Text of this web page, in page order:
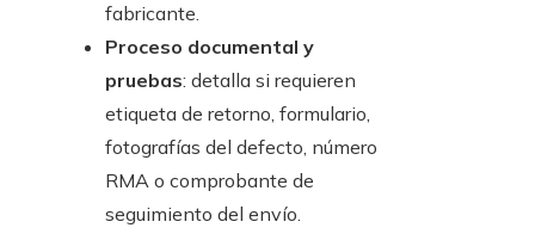
fabricante.
Proceso documental y
pruebas: detalla si requieren
etiqueta de retorno, formulario,
fotografías del defecto, número
RMA o comprobante de
seguimiento del envío.